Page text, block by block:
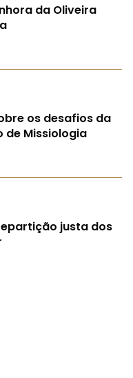
da Oliveira
os desafios da
de Missiologia
justa dos